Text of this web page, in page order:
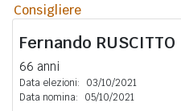
Consigliere
Fernando RUSCITTO
66 anni
Data elezioni:
03/10/2021
Data nomina:
05/10/2021